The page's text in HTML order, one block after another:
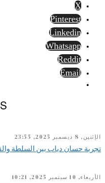
X
Pinterest
Linkedin
Whatsapp
Reddit
Email
الإثنين, 8 ديسمبر 2025, 23:55
تجربة حسان دياب بين السلطة
الأربعاء, 10 سبتمبر 2025, 10:21